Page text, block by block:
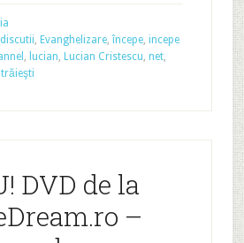
discutii, Evanghelizare,începe, incepe
, lucian, Lucian Cristescu, net,
trăieşti
DVD de la
–